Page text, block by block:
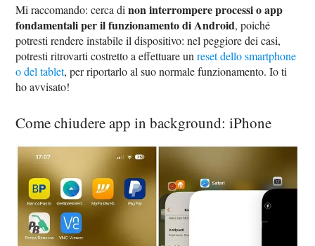
Mi raccomando: cerca dinon interrompere processi o app
fondamentali per il funzionamento di Android, poiché
potresti rendere instabile il dispositivo: nel peggiore dei casi,
potresti ritrovarti costretto a effettuare unreset dello smartphone
o del tablet, per riportarlo al suo normale funzionamento. Io ti
ho avvisato!
Come chiudere app in background: iPhone